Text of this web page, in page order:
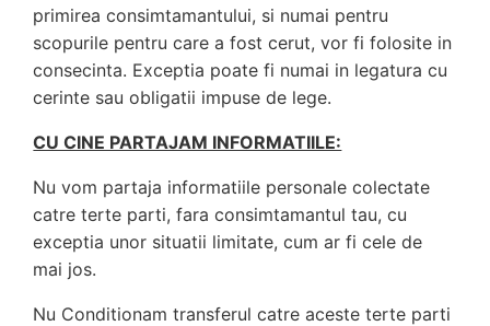
primirea consimtamantului, si numai pentru
scopurile pentru care a fost cerut, vor fi folosite in
consecinta. Exceptia poate fi numai in legatura cu
cerinte sau obligatii impuse de lege.
CU CINE PARTAJAM INFORMATIILE:
Nu vom partaja informatiile personale colectate
catre terte parti, fara consimtamantul tau, cu
exceptia unor situatii limitate, cum ar fi cele de
mai jos.
Nu Conditionam transferul catre aceste terte parti